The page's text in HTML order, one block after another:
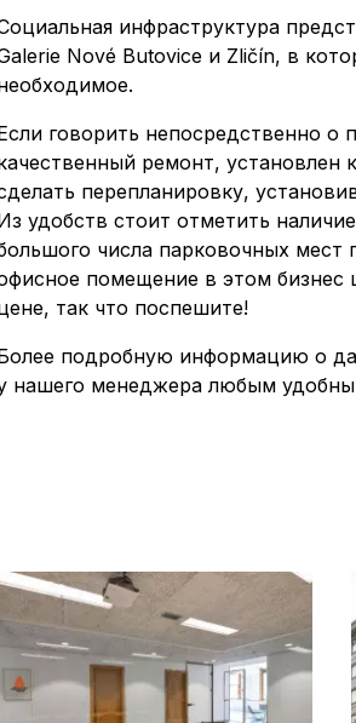
инфраструктура
Nové Butovice и Zličín, в
говорить непосредственно
ремонт,
перепланировку,
удобств стоит отметить
числа парковочных мест
помещение в этом
так что поспешите!
подробную информацию о
нашего менеджера любым